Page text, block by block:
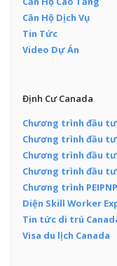
Căn Hộ Dịch Vụ
Tin Tức
Video Dự Án
Định Cư Canada
Chương trình đầu
Chương trình đầu
Chương trình đầu
Chương trình đầu
Chương trình PEIPNP
Diện Skill Worker
Tin tức di trú
Visa du lịch Canada